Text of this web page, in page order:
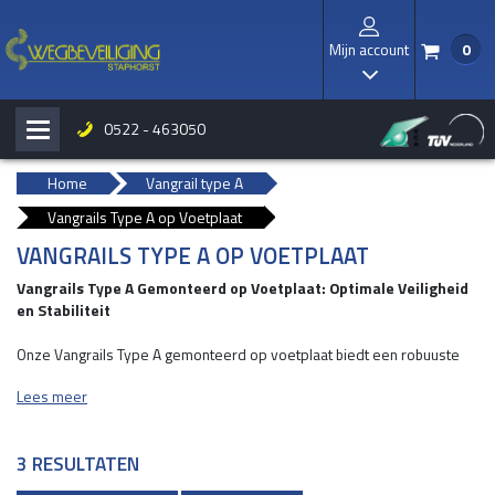
Mijn account
I
/ 0
H b 0522 - 463050
Home
Vangrail type A
Vangrails Type A op Voetplaat
VANGRAILS TYPE A OP VOETPLAAT
Vangrails Type A Gemonteerd op Voetplaat: Optimale Veiligheid
en Stabiliteit
Onze Vangrails Type A gemonteerd op voetplaat biedt een robuuste
en machine. Dankzij de stevige constructie en hoogwaardige
WAAROM KIEZEN VOOR VANGRAILS TYPE A?
Lees meer
3 RESULTATEN